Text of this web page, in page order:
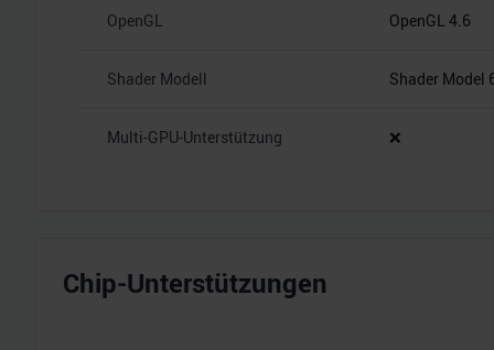
OpenGL OpenGL 4.6
Shader Modell Shader Model
Multi-GPU-Unterstützung ❌
Chip-Unterstützungen